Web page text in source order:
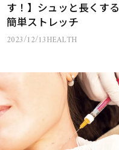
す！】シュッと長くする
簡単ストレッチ
2023/12/13HEALTH